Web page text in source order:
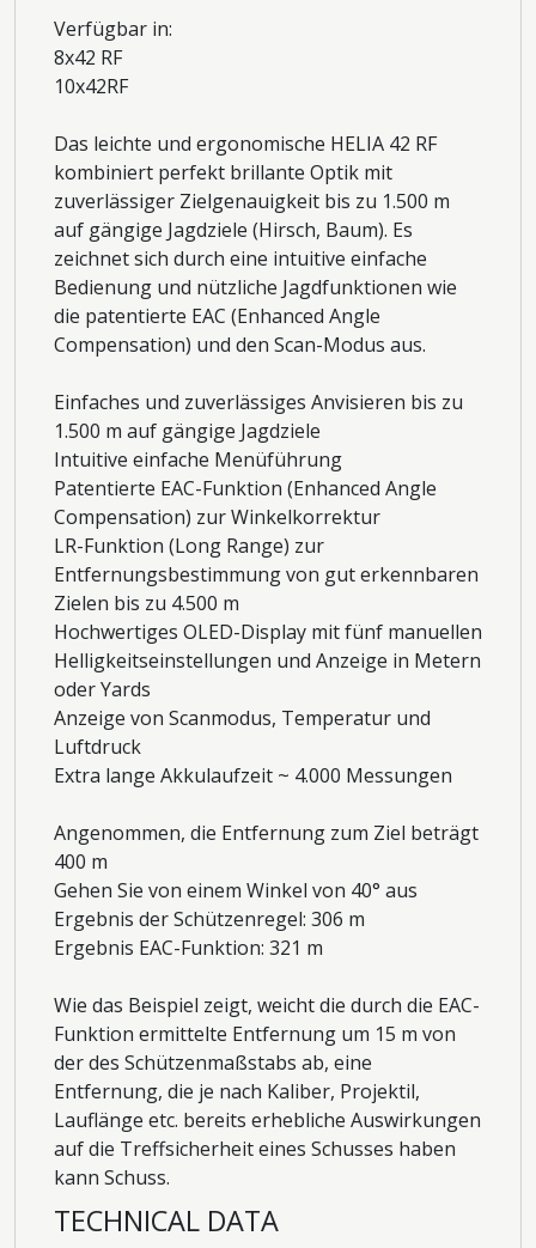
Verfügbar in:
8x42 RF
10x42RF
Das leichte und ergonomische HELIA 42 RF
kombiniert perfekt brillante Optik mit
zuverlässiger Zielgenauigkeit bis zu 1.500 m
auf gängige Jagdziele (Hirsch, Baum). Es
zeichnet sich durch eine intuitive einfache
Bedienung und nützliche Jagdfunktionen wie
die patentierte EAC (Enhanced Angle
Compensation) und den Scan-Modus aus.
Einfaches und zuverlässiges Anvisieren bis zu
1.500 m auf gängige Jagdziele
Intuitive einfache Menüführung
Patentierte EAC-Funktion (Enhanced Angle
Compensation) zur Winkelkorrektur
LR-Funktion (Long Range) zur
Entfernungsbestimmung von gut erkennbaren
Zielen bis zu 4.500 m
Hochwertiges OLED-Display mit fünf manuellen
Helligkeitseinstellungen und Anzeige in Metern
oder Yards
Anzeige von Scanmodus, Temperatur und
Luftdruck
Extra lange Akkulaufzeit ~ 4.000 Messungen
Angenommen, die Entfernung zum Ziel beträgt
400 m
Gehen Sie von einem Winkel von 40° aus
Ergebnis der Schützenregel: 306 m
Ergebnis EAC-Funktion: 321 m
Wie das Beispiel zeigt, weicht die durch die EAC-
Funktion ermittelte Entfernung um 15 m von
der des Schützenmaßstabs ab, eine
Entfernung, die je nach Kaliber, Projektil,
Lauflänge etc. bereits erhebliche Auswirkungen
auf die Treffsicherheit eines Schusses haben
kann Schuss.
TECHNICAL DATA